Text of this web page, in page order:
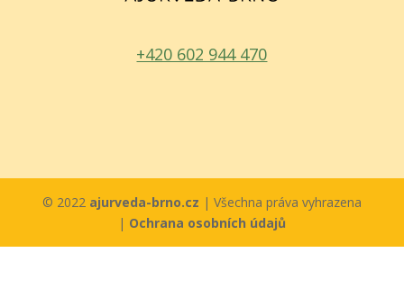
+420 602 944 470
© 2022 ajurveda-brno.cz | Všechna práva vyhrazena
| Ochrana osobních údajů